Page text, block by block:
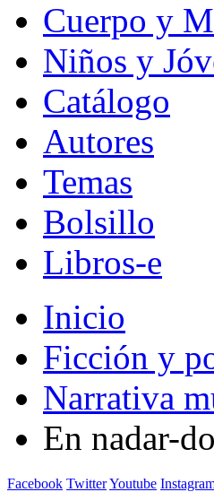
Cuerpo y
Niños y
Catálogo
Autores
Temas
Bolsillo
Libros-e
Inicio
Ficción y
Narrativa
En nadar-
Facebook TwitterYoutube